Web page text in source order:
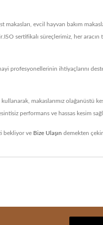
evcil hayvan bakım
sertifikalı süreçlerimiz, her aracın
profesyonellerinin ihtiyaçlarını
makaslarımız olağanüstü
performans ve hassas kesim
bekliyor ve Bize Ulaşın demekten